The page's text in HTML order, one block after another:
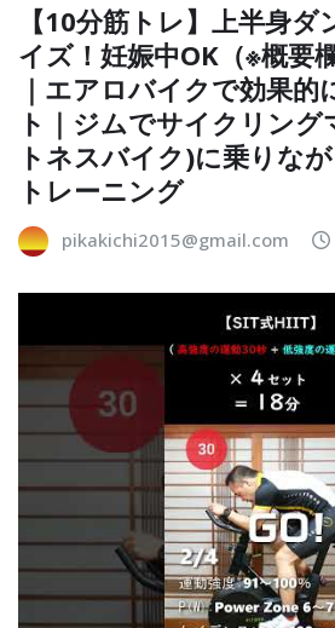
【10分筋トレ】上半身
イズ！妊娠中OK（※概要
｜エアロバイクで効果的
ト｜ジムでサイクリン
トネスバイク)に乗りな
トレーニング
pikakichi2015@gmail.com